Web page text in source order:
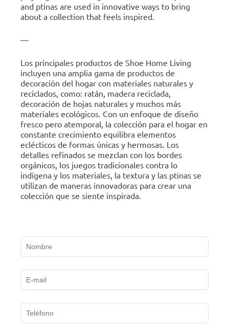
and ptinas are used in innovative ways to bring
about a collection that feels inspired.
—
Los principales productos de Shoe Home Living
incluyen una amplia gama de productos de
decoración del hogar con materiales naturales y
reciclados, como: ratán, madera reciclada,
decoración de hojas naturales y muchos más
materiales ecológicos. Con un enfoque de diseño
fresco pero atemporal, la colección para el hogar en
constante crecimiento equilibra elementos
eclécticos de formas únicas y hermosas. Los
detalles refinados se mezclan con los bordes
orgánicos, los juegos tradicionales contra lo
indígena y los materiales, la textura y las ptinas se
utilizan de maneras innovadoras para crear una
colección que se siente inspirada.